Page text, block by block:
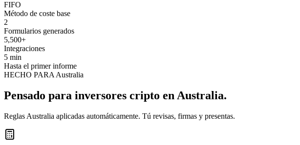
FIFO
Método de coste base
2
Formularios generados
5,500+
Integraciones
5 min
Hasta el primer informe
HECHO PARA Australia
Pensado para inversores cripto en Australia.
Reglas Australia aplicadas automáticamente. Tú revisas, firmas y presentas.